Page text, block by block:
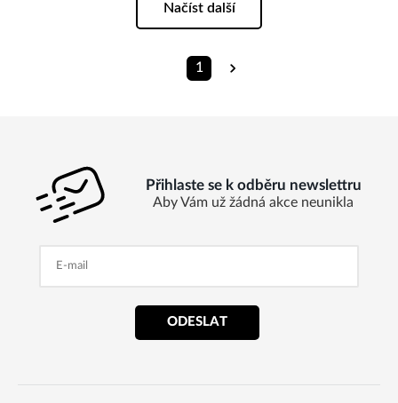
Načíst další
1
Přihlaste se k odběru newslettru
Aby Vám už žádná akce neunikla
ODESLAT